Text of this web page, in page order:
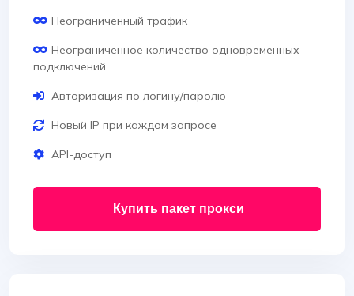
Неограниченный трафик
Неограниченное количество одновременных
подключений
Авторизация по логину/паролю
Новый IP при каждом запросе
API-доступ
Купить пакет прокси